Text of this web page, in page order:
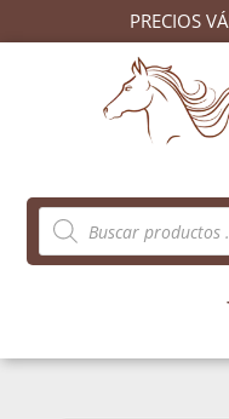
PRECIOS
Búsqueda
de
productos